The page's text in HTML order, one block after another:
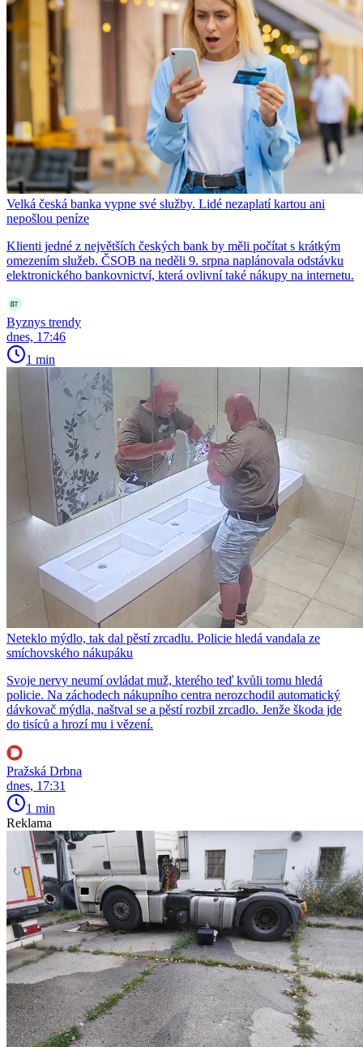
Velká česká banka vypne své služby. Lidé nezaplatí kartou ani
nepošlou peníze
Klienti jedné z největších českých bank by měli počítat s krátkým
omezením služeb. ČSOB na neděli 9. srpna naplánovala odstávku
elektronického bankovnictví, která ovlivní také nákupy na internetu.
Byznys trendy
dnes, 17:46
1 min
Neteklo mýdlo, tak dal pěstí zrcadlu. Policie hledá vandala ze
smíchovského nákupáku
Svoje nervy neumí ovládat muž, kterého teď kvůli tomu hledá
policie. Na záchodech nákupního centra nerozchodil automatický
dávkovač mýdla, naštval se a pěstí rozbil zrcadlo. Jenže škoda jde
do tisíců a hrozí mu i vězení.
Pražská Drbna
dnes, 17:31
1 min
Reklama